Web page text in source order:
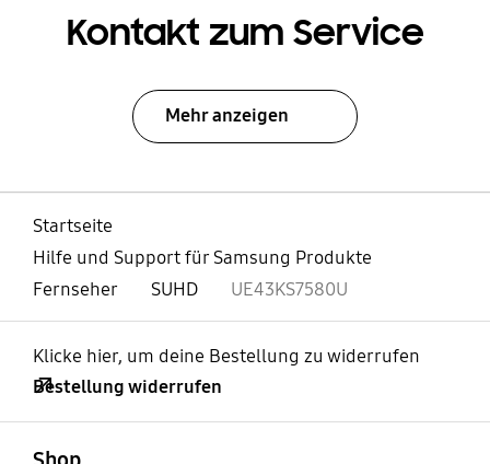
Kontakt zum Service
Mehr anzeigen
Startseite
Hilfe und Support für Samsung Produkte
Fernseher
SUHD UE43KS7580U
Klicke hier, um deine Bestellung zu widerrufen
Bestellung widerrufen